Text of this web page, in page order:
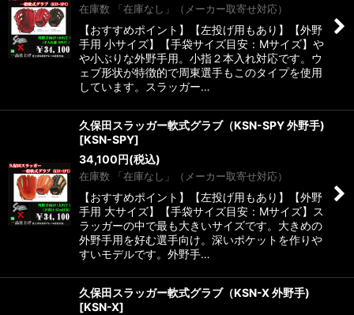
在庫数 「在庫なし」（メーカー取寄せ対応）
【おすすめポイント】【左投げ用もあり】【外野
手用 小サイズ】【手袋サイズ目安：Mサイズ】や
や小ぶりな外野手用。小指２本入れ対応です。ウ
ェブ形状が特徴的で周東選手もこのタイプを使用
しています。スラッガー…
久保田スラッガー軟式グラブ（KSN-SPY 外野手)
[KSN-SPY]
34,100円(税込)
在庫数 「在庫なし」（メーカー取寄せ対応）
【おすすめポイント】【左投げ用もあり】【外野
手用 大サイズ】【手袋サイズ目安：Mサイズ】ス
ラッガーの中で最も大きいサイズです。大きめの
外野手用を好む選手向け。深いポケットを作りや
すいモデルです。外野手…
久保田スラッガー軟式グラブ（KSN-X 外野手)
[KSN-X]